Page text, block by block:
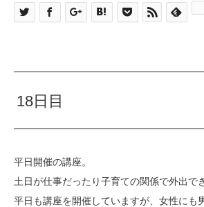
18日目
平日開催の講座。
土日が仕事だったり子育ての関係で外出で
平日も講座を開催していますが、女性にも